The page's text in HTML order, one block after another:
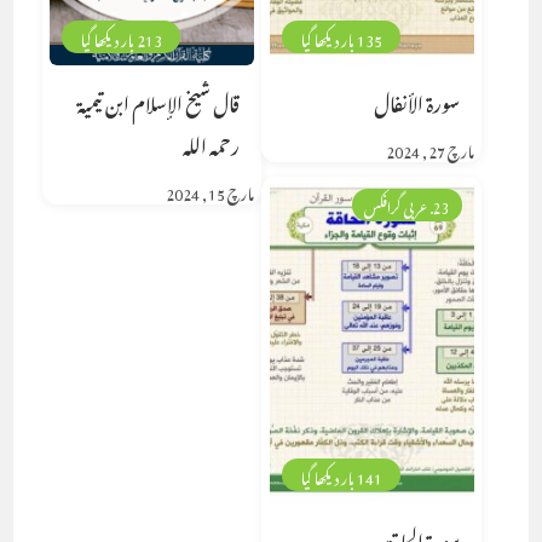
213 بار دیکھا گیا
قال شيخ الإسلام ابن تيمية
رحمه الله
مارچ 15, 2024
135 بار دیکھا گیا
سورة الأنفال
مارچ 27, 2024
141 بار دیکھا گیا
23. عربی گرافکس